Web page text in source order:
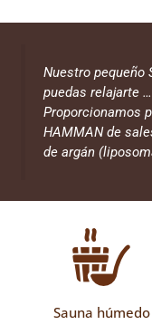
Nuestro pequeño
puedas relajarte …
Proporcionamos
HAMMAN de
de argán
Sauna húmedo